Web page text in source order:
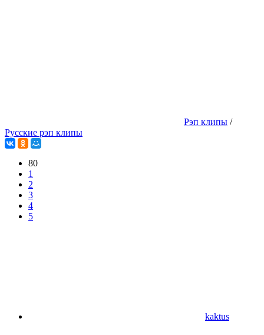
Рэп клипы /
Русские рэп клипы
80
1
2
3
4
5
kaktus